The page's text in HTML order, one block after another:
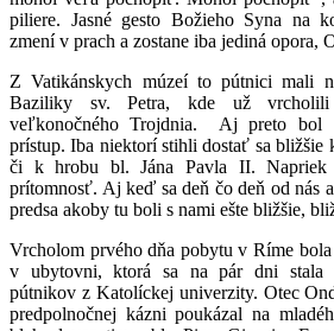
piliere. Jasné gesto Božieho Syna na
zmení v prach a zostane iba jediná opora,
Z Vatikánskych múzeí to pútnici mali
Baziliky sv. Petra, kde už vrcholili
veľkonočného Trojdnia. Aj preto bol
prístup. Iba niektorí stihli dostať sa bližšie
či k hrobu bl. Jána Pavla II.
prítomnosť. Aj keď sa deň čo deň od nás
predsa akoby tu boli s nami ešte bližšie,
Vrcholom prvého dňa pobytu v Ríme
v ubytovni, ktorá sa na pár dni stala
pútnikov z Katolíckej univerzity. Otec
predpolnočnej kázni poukázal na